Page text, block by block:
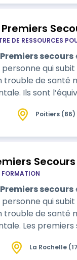
Premiers
DE RESSOURCES
Premiers secours
personne qui
trouble de santé
Ils sont
Poitiers (86)
FORMATION
Premiers secours
personne qui
trouble de santé
Les premiers
La Rochelle